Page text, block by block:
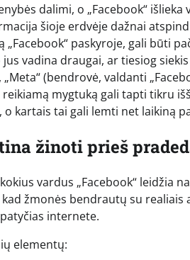
dalimi, o „Facebook“
šioje erdvėje dažnai
paskyroje, gali būti
vadina draugai, ar tiesiog
(bendrovė, valdanti
mygtuką gali tapti tikru
kartais tai gali lemti net laikiną
žinoti prieš
vardus „Facebook“ leidžia
žmonės bendrautų su
internete.
elementų: